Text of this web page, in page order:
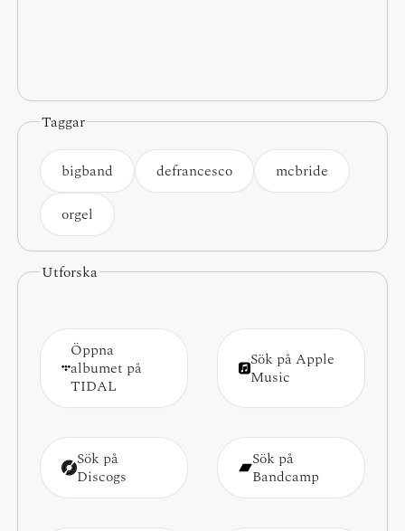
Taggar
bigband defrancesco
mcbride
orgel
Utforska
Öppna
albumet på
TIDAL
Sök på Apple
Music
Sök på
Discogs
Sök på
Bandcamp